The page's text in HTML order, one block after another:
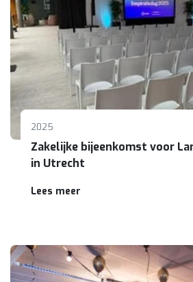
2025
Zakelijke bijeenkomst voor
in Utrecht
Lees meer